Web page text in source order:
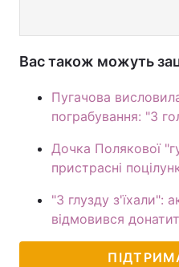
Вас також можуть
Пугачова
пограбування: "З
Дочка Полякової
пристрасні
"З глузду з'їхали":
відмовився